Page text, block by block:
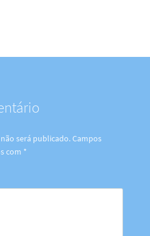
será publicado.Campos
com *